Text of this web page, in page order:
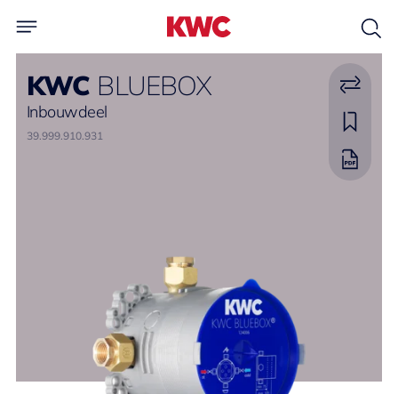
KWC BLUEBOX
Inbouwdeel
39.999.910.931